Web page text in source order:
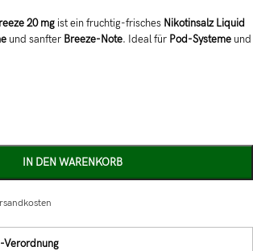
20 mg ist ein fruchtig-frisches Nikotinsalz Liquid
und sanfter Breeze-Note. Ideal für Pod-Systeme und
IN DEN WARENKORB
Verordnung